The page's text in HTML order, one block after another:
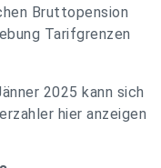
Bruttopension
Tarifgrenzen
2025 kann sich
hier anzeigen